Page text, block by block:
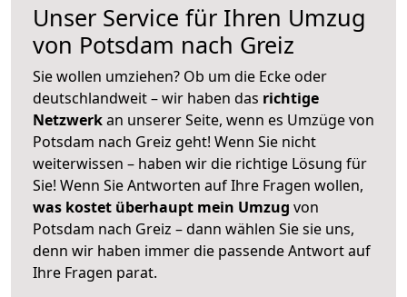
Unser Service für Ihren Umzug
von Potsdam nach Greiz
Sie wollen umziehen? Ob um die Ecke oder
deutschlandweit – wir haben das richtige
Netzwerkan unserer Seite, wenn es Umzüge von
Potsdam nach Greiz geht! Wenn Sie nicht
weiterwissen – haben wir die richtige Lösung für
Sie! Wenn Sie Antworten auf Ihre Fragen wollen,
was kostet überhaupt mein Umzug von
Potsdam nach Greiz – dann wählen Sie sie uns,
denn wir haben immer die passende Antwort auf
Ihre Fragen parat.